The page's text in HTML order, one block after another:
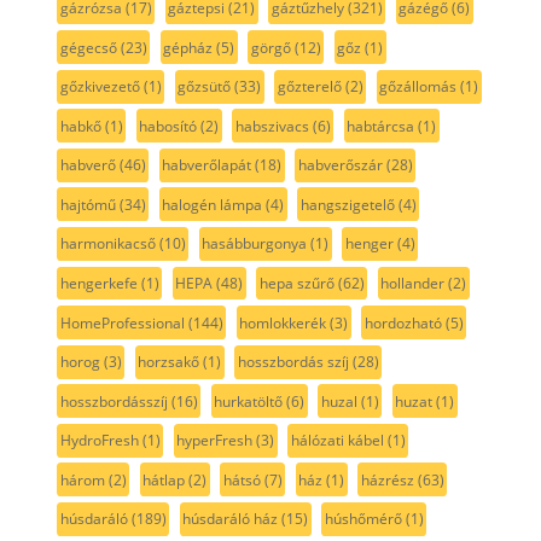
gázrózsa (17) gáztepsi (21) gáztűzhely(321) gázégő(6)
gégecső(23) gépház (5) görgő(12) gőz (1)
gőzkivezető(1) gőzsütő(33) gőzterelő(2) gőzállomás (1)
habkő(1) habosító(2) habszivacs (6) habtárcsa (1)
habverő(46) habverőlapát(18) habverőszár(28)
hajtómű(34) halogén lámpa (4) hangszigetelő(4)
harmonikacső(10) hasábburgonya (1) henger(4)
hengerkefe (1) HEPA(48) hepa szűrő(62) hollander(2)
HomeProfessional (144) homlokkerék(3) hordozható(5)
horog(3) horzsakő(1) hosszbordás szíj (28)
hosszbordásszíj (16) hurkatöltő(6) huzal (1) huzat(1)
HydroFresh(1) hyperFresh(3) hálózati kábel (1)
három(2) hátlap(2) hátsó(7) ház (1) házrész (63)
húsdaráló(189) húsdaráló ház (15) húshőmérő(1)